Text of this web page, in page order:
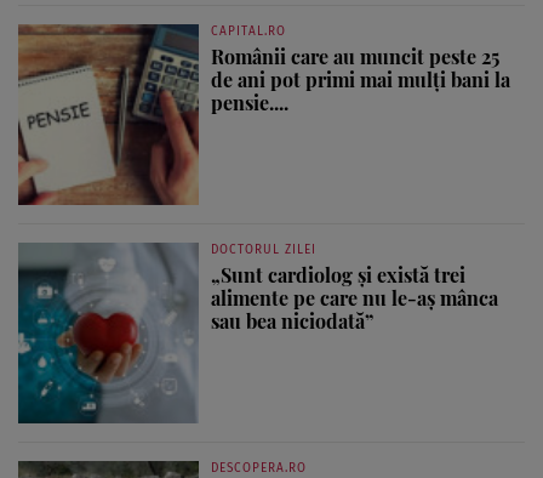
CAPITAL.RO
Românii care au muncit peste 25
de ani pot primi mai mulți bani la
pensie....
DOCTORUL ZILEI
„Sunt cardiolog și există trei
alimente pe care nu le-aș mânca
sau bea niciodată”
DESCOPERA.RO